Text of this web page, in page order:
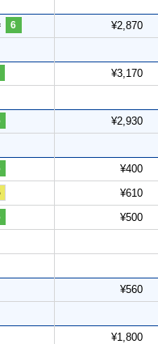
6 ¥2,870
¥3,170
¥2,930
¥400
¥610
¥500
¥560
¥1,800